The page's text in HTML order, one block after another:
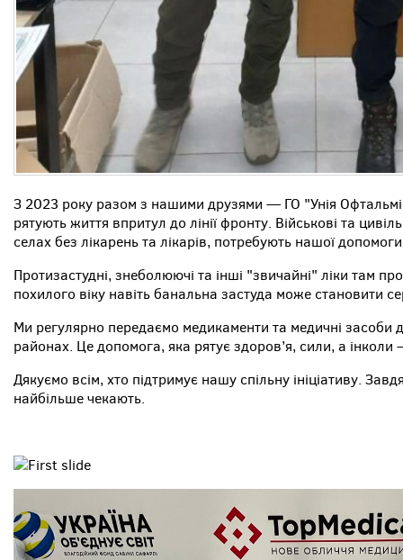
З 2023 року разом з нашими друзями — ГО "Унія
рятують життя впритул до лінії фронту. Військові та
селах без лікарень та лікарів, потребують нашої
Протизастудні, знеболюючі та інші "звичайні" ліки там
похилого віку навіть банальна застуда може становити
Ми регулярно передаємо медикаменти та медичні засоби
районах. Це допомога, яка рятує здоров’я, сили, а інколи
Дякуємо всім, хто підтримує нашу спільну ініціативу.
найбільше чекають.